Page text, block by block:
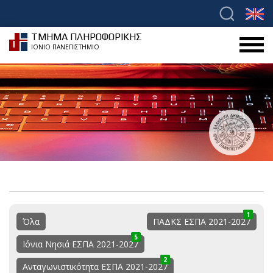
ΤΜΗΜΑ ΠΛΗΡΟΦΟΡΙΚΗΣ
ΙΟΝΙΟ ΠΑΝΕΠΙΣΤΗΜΙΟ
Όλα ΠΑΔΚΣ ΕΣΠΑ 2021-2027
101
Ιόνια Νησιά ΕΣΠΑ 2021-2027
5
0
5
Ανταγωνιστικότητα ΕΣΠΑ 2021-2027
2
1
3